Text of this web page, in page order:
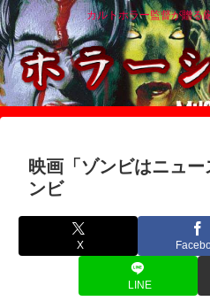
カルトホラー監督が贈る
映画「ゾンビはニュ
ンビ
X
LINE